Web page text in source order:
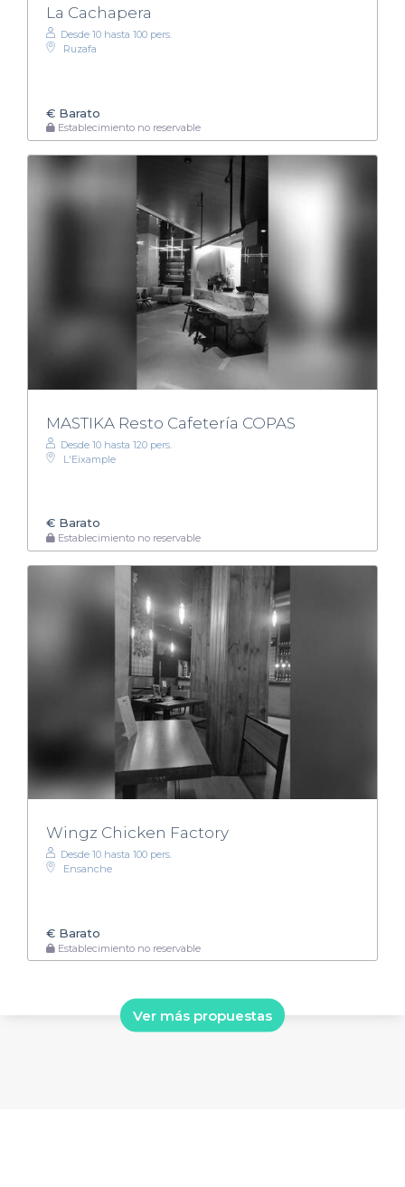
La Cachapera
Desde 10 hasta 100 pers.
Ruzafa
€ Barato
Establecimiento no reservable
MASTIKA Resto Cafetería COPAS
Desde 10 hasta 120 pers.
L'Eixample
€ Barato
Establecimiento no reservable
Wingz Chicken Factory
Desde 10 hasta 100 pers.
Ensanche
€ Barato
Establecimiento no reservable
Ver más propuestas